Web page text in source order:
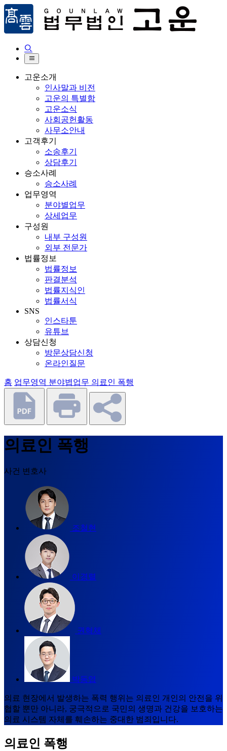


고운소개
인사말과 비전
고운의 특별함
고운소식
사회공헌활동
사무소안내
고객후기
소송후기
상담후기
승소사례
승소사례
업무영역
분야별업무
상세업무
구성원
내부 구성원
외부 전문가
법률정보
법률정보
판결분석
법률지식인
법률서식
SNS
인스타툰
유튜브
상담신청
방문상담신청
온라인질문
홈 업무영역 분야볍업무 의료인 폭행
의료인 폭행
사건 변호사
조철현
이경렬
권혁채
박동엽
의료 현장에서 발생하는 폭력 행위는 의료인 개인의 안전을 위
협할 뿐만 아니라, 궁극적으로 국민의 생명과 건강을 보호하는
의료 시스템 자체를 훼손하는 중대한 범죄입니다.
의료인 폭행